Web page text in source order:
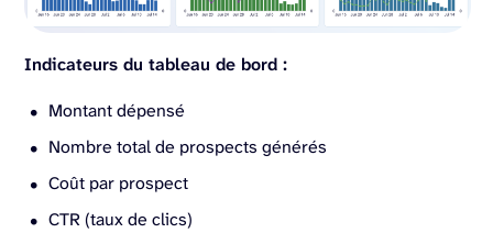
Indicateurs du tableau de bord :
Montant dépensé
Nombre total de prospects générés
Coût par prospect
CTR (taux de clics)